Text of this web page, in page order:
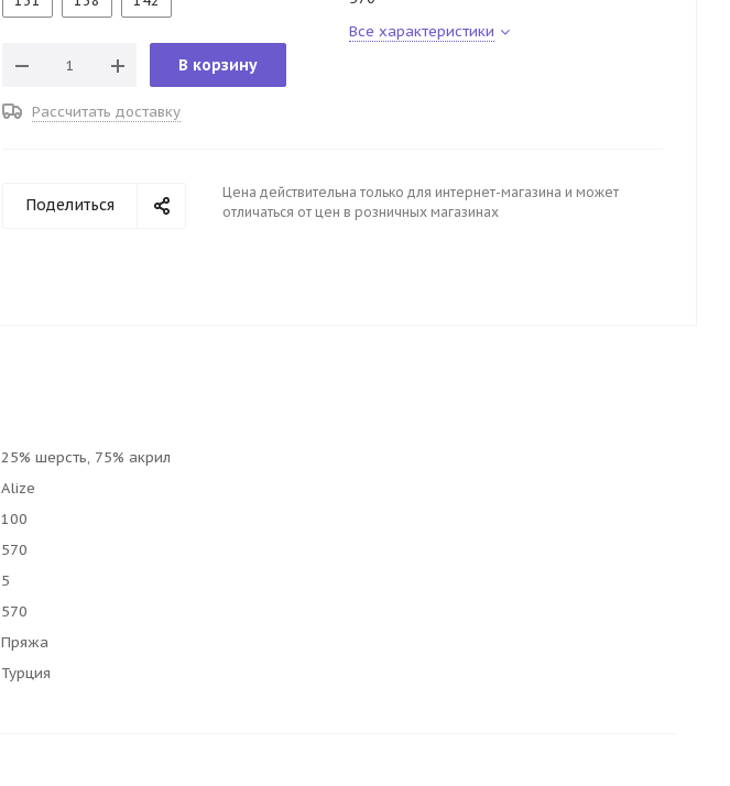
В корзину
Рассчитать доставку
Все характеристики
Поделиться
Цена действительна только для интернет-магазина и может
отличаться от цен в розничных магазинах
25% шерсть, 75% акрил
Alize
100
570
5
570
Пряжа
Турция